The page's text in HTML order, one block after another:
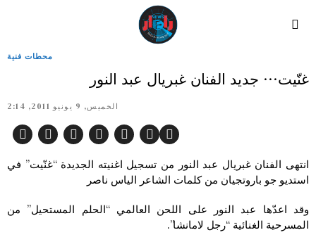
محطات فنية
غنّيت… جديد الفنان غبريال عبد النور
الخميس, 9 يونيو 2011, 2:14
انتهى الفنان غبريال عبد النور من تسجيل اغنيته الجديدة “غنّيت” في
استديو جو باروتجيان من كلمات الشاعر الياس ناصر
وقد اعدّها عبد النور على اللحن العالمي “الحلم المستحيل” من
المسرحية الغنائية “رجل لامانشا”.